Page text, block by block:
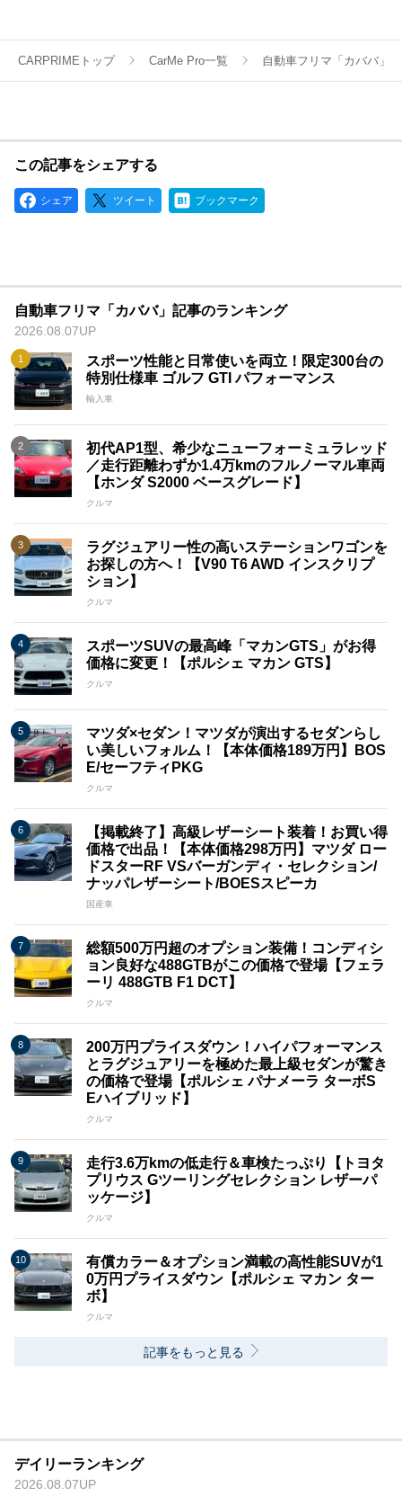
CARPRIMEトップ CarMe Pro一覧 自動車フリマ「カババ」
この記事をシェアする
シェア ツイート ブックマーク
自動車フリマ「カババ」記事のランキング
2026.08.07UP
スポーツ性能と日常使いを両立！限定300台の
特別仕様車 ゴルフ GTI パフォーマンス
輸入車
初代AP1型、希少なニューフォーミュラレッド
／走行距離わずか1.4万kmのフルノーマル車両
【ホンダ S2000 ベースグレード】
クルマ
ラグジュアリー性の高いステーションワゴンを
お探しの方へ！【V90 T6 AWD インスクリプ
ション】
クルマ
スポーツSUVの最高峰「マカンGTS」がお得
価格に変更！【ポルシェ マカン GTS】
クルマ
マツダ×セダン！マツダが演出するセダンらし
い美しいフォルム！【本体価格189万円】BOS
E/セーフティPKG
クルマ
【掲載終了】高級レザーシート装着！お買い得
価格で出品！【本体価格298万円】マツダ ロー
ドスターRF VSバーガンディ・セレクション/
ナッパレザーシート/BOESスピーカ
国産車
総額500万円超のオプション装備！コンディシ
ョン良好な488GTBがこの価格で登場【フェラ
ーリ 488GTB F1 DCT】
クルマ
200万円プライスダウン！ハイパフォーマンス
とラグジュアリーを極めた最上級セダンが驚き
の価格で登場【ポルシェ パナメーラ ターボS
Eハイブリッド】
クルマ
走行3.6万kmの低走行＆車検たっぷり【トヨタ
プリウス Gツーリングセレクション レザーパ
ッケージ】
クルマ
有償カラー＆オプション満載の高性能SUVが1
0万円プライスダウン【ポルシェ マカン ター
ボ】
クルマ
記事をもっと見る
デイリーランキング
2026.08.07UP